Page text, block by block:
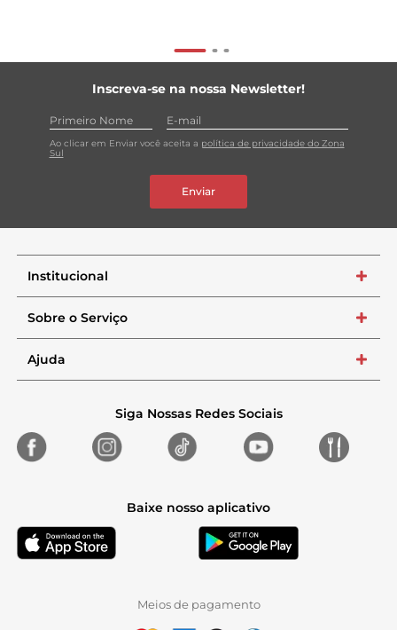
Inscreva-se na nossa Newsletter!
Ao clicar em Enviar você aceita a política de privacidade do Zona
Sul
Enviar
Institucional +
Sobre o Serviço +
Ajuda +
Siga Nossas Redes Sociais
Baixe nosso aplicativo
Meios de pagamento